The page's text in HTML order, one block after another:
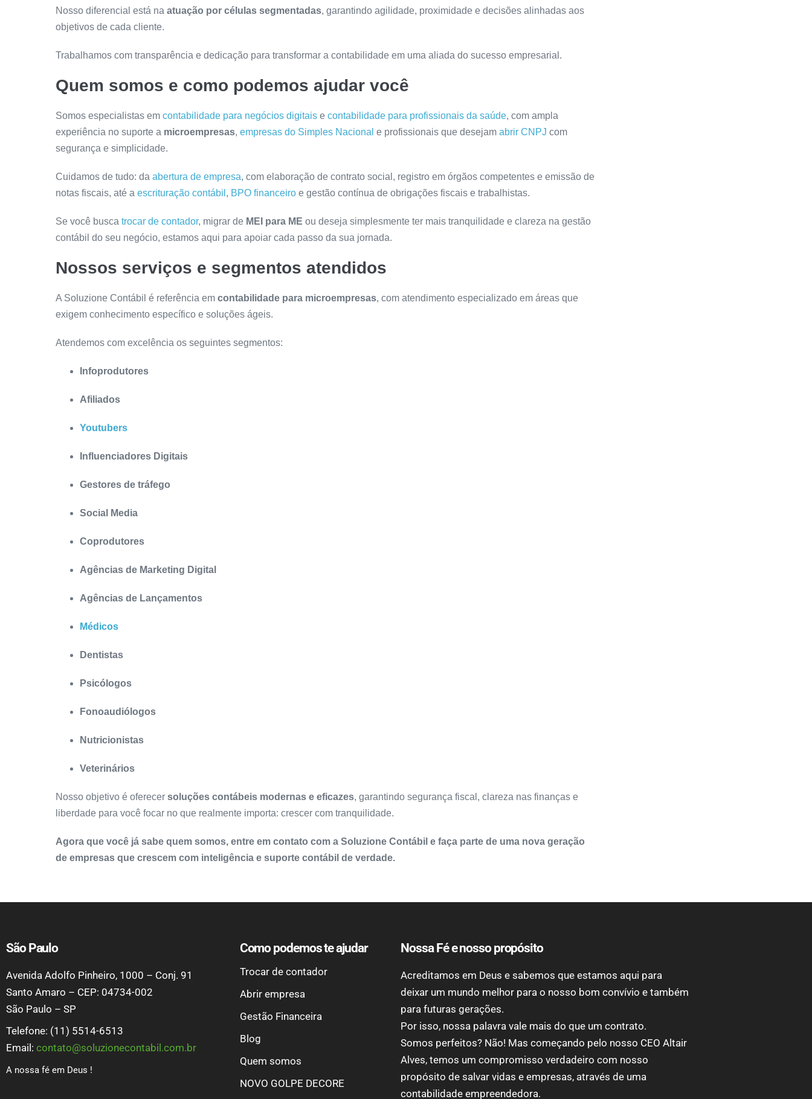
Nosso diferencial está na atuação por células segmentadas, garantindo agilidade, proximidade e decisões alinhadas aos
objetivos de cada cliente.
Trabalhamos com transparência e dedicação para transformar a contabilidade em uma aliada do sucesso empresarial.
Quem somos e como podemos ajudar você
Somos especialistas em contabilidade para negócios digitais e contabilidade para profissionais da saúde, com ampla
experiência no suporte a microempresas, empresas do Simples Nacional e profissionais que desejam abrir CNPJ com
segurança e simplicidade.
Cuidamos de tudo: da abertura de empresa, com elaboração de contrato social, registro em órgãos competentes e emissão de
notas fiscais, até a escrituração contábil , BPO financeiro e gestão contínua de obrigações fiscais e trabalhistas.
Se você busca trocar de contador, migrar de MEI para ME ou deseja simplesmente ter mais tranquilidade e clareza na gestão
contábil do seu negócio, estamos aqui para apoiar cada passo da sua jornada.
Nossos serviços e segmentos atendidos
A Soluzione Contábil é referência em contabilidade para microempresas, com atendimento especializado em áreas que
exigem conhecimento específico e soluções ágeis.
Atendemos com excelência os seguintes segmentos:
Infoprodutores
Afiliados
Youtubers
Influenciadores Digitais
Gestores de tráfego
Social Media
Coprodutores
Agências de Marketing Digital
Agências de Lançamentos
Médicos
Dentistas
Psicólogos
Fonoaudiólogos
Nutricionistas
Veterinários
Nosso objetivo é oferecer soluções contábeis modernas e eficazes, garantindo segurança fiscal, clareza nas finanças e
liberdade para você focar no que realmente importa: crescer com tranquilidade.
Agora que você já sabe quem somos, entre em contato com a Soluzione Contábil e faça parte de uma nova geração
de empresas que crescem com inteligência e suporte contábil de verdade.
São Paulo
Avenida Adolfo Pinheiro, 1000 – Conj. 91
Santo Amaro – CEP: 04734-002
São Paulo – SP
Telefone: (11) 5514-6513
Email: contato@soluzionecontabil.com.br
A nossa fé em Deus !
Como podemos te ajudar
Trocar de contador
Abrir empresa
Gestão Financeira
Blog
Quem somos
NOVO GOLPE DECORE
Nossa Fé e nosso propósito
Acreditamos em Deus e sabemos que estamos aqui para
deixar um mundo melhor para o nosso bom convívio e também
para futuras gerações.
Por isso, nossa palavra vale mais do que um contrato.
Somos perfeitos? Não! Mas começando pelo nosso CEO Altair
Alves, temos um compromisso verdadeiro com nosso
propósito de salvar vidas e empresas, através de uma
contabilidade empreendedora.